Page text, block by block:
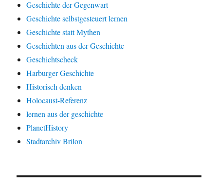
Geschichte der Gegenwart
Geschichte selbstgesteuert lernen
Geschichte statt Mythen
Geschichten aus der Geschichte
Geschichtscheck
Harburger Geschichte
Historisch denken
Holocaust-Referenz
lernen aus der geschichte
PlanetHistory
Stadtarchiv Brilon